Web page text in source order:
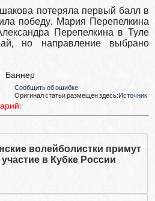
потеряла первый балл в
победу. Мария Перепелкина
Перепелкина в Туле
но направление выбрано
Баннер
Сообщить об ошибке
Оригинал статьи размещен здесь:Источник
волейболистки примут
участие в Кубке России